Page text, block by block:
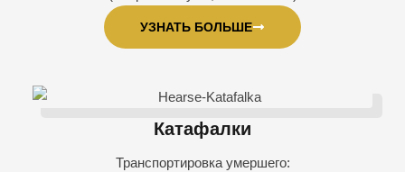
УЗНАТЬ БОЛЬШЕ
Катафалки
Транспортировка умершего: